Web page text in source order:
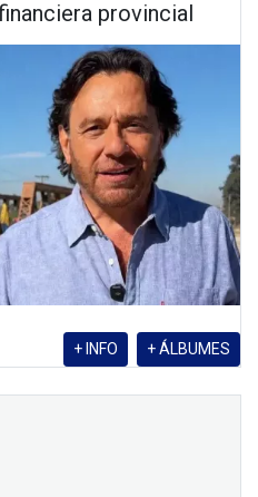
provincial
+ ÁLBUMES
+ INFO